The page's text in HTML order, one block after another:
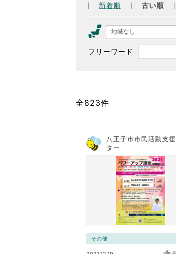
新着順 古い順
地域なし
フリーワード
全823件
八王子市市民活動支
ター
その他